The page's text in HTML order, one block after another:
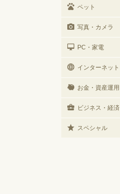
ペット
写真・カメラ
PC・家電
インターネット
お金・資産運用
ビジネス・経済
スペシャル